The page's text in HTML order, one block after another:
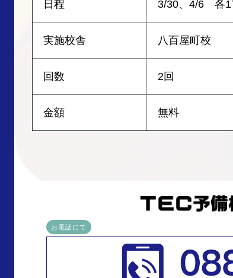
日程 3/30、4/6 各
実施校舎 八百屋町校
回数 2回
金額 無料
お電話にて